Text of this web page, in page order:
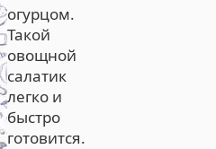
огурцом.
Такой
овощной
салатик
легко и
быстро
готовится.